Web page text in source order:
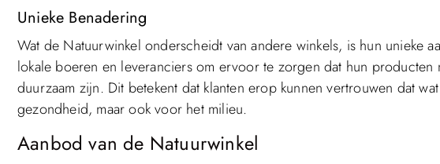
Unieke Benadering
Wat de Natuurwinkel onderscheidt van andere winkels, is hun unieke
lokale boeren en leveranciers om ervoor te zorgen dat hun
duurzaam zijn. Dit betekent dat klanten erop kunnen vertrouwen dat
gezondheid, maar ook voor het milieu.
Aanbod van de Natuurwinkel